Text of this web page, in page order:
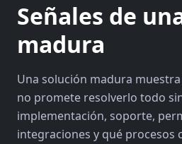
Señales de
madura
Una solución madura
no promete resolverlo todo
implementación, soporte,
integraciones y qué procesos